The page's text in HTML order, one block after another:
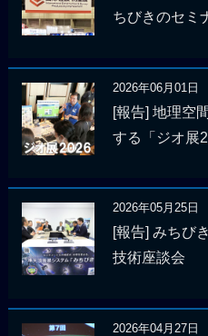
ちびきのセミ
2026年06月01日
[報告] 地理空
する「ジオ展
2026年05月25日
[報告] みちび
技術座談会
2026年04月27日